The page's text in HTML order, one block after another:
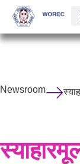
Newsroom